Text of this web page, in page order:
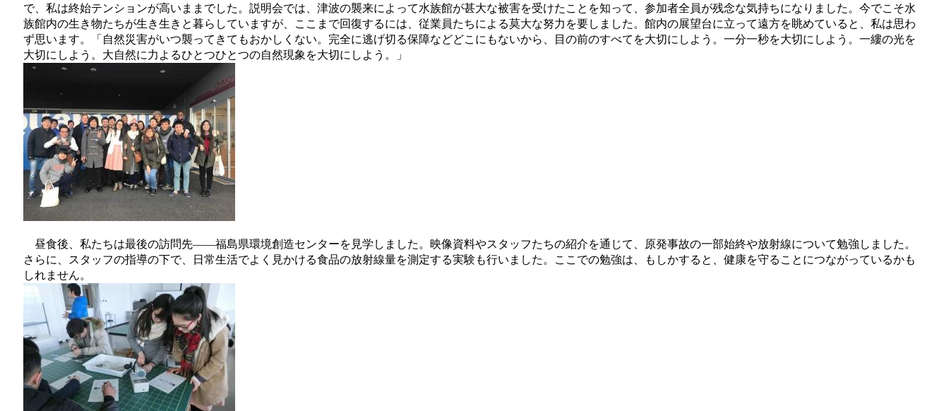
で、私は終始テンションが高いままでした。説明会では、津波の襲来によって水族館が甚大な被害を受けたことを知って、参加者全員が残念な気持ちになりました。今でこそ水
族館内の生き物たちが生き生きと暮らしていますが、ここまで回復するには、従業員たちによる莫大な努力を要しました。館内の展望台に立って遠方を眺めていると、私は思わ
ず思います。「自然災害がいつ襲ってきてもおかしくない。完全に逃げ切る保障などどこにもないから、目の前のすべてを大切にしよう。一分一秒を大切にしよう。一縷の光を
大切にしよう。大自然に力よるひとつひとつの自然現象を大切にしよう。」
昼食後、私たちは最後の訪問先――福島県環境創造センターを見学しました。映像資料やスタッフたちの紹介を通じて、原発事故の一部始終や放射線について勉強しました。
さらに、スタッフの指導の下で、日常生活でよく見かける食品の放射線量を測定する実験も行いました。ここでの勉強は、もしかすると、健康を守ることにつながっているかも
しれません。